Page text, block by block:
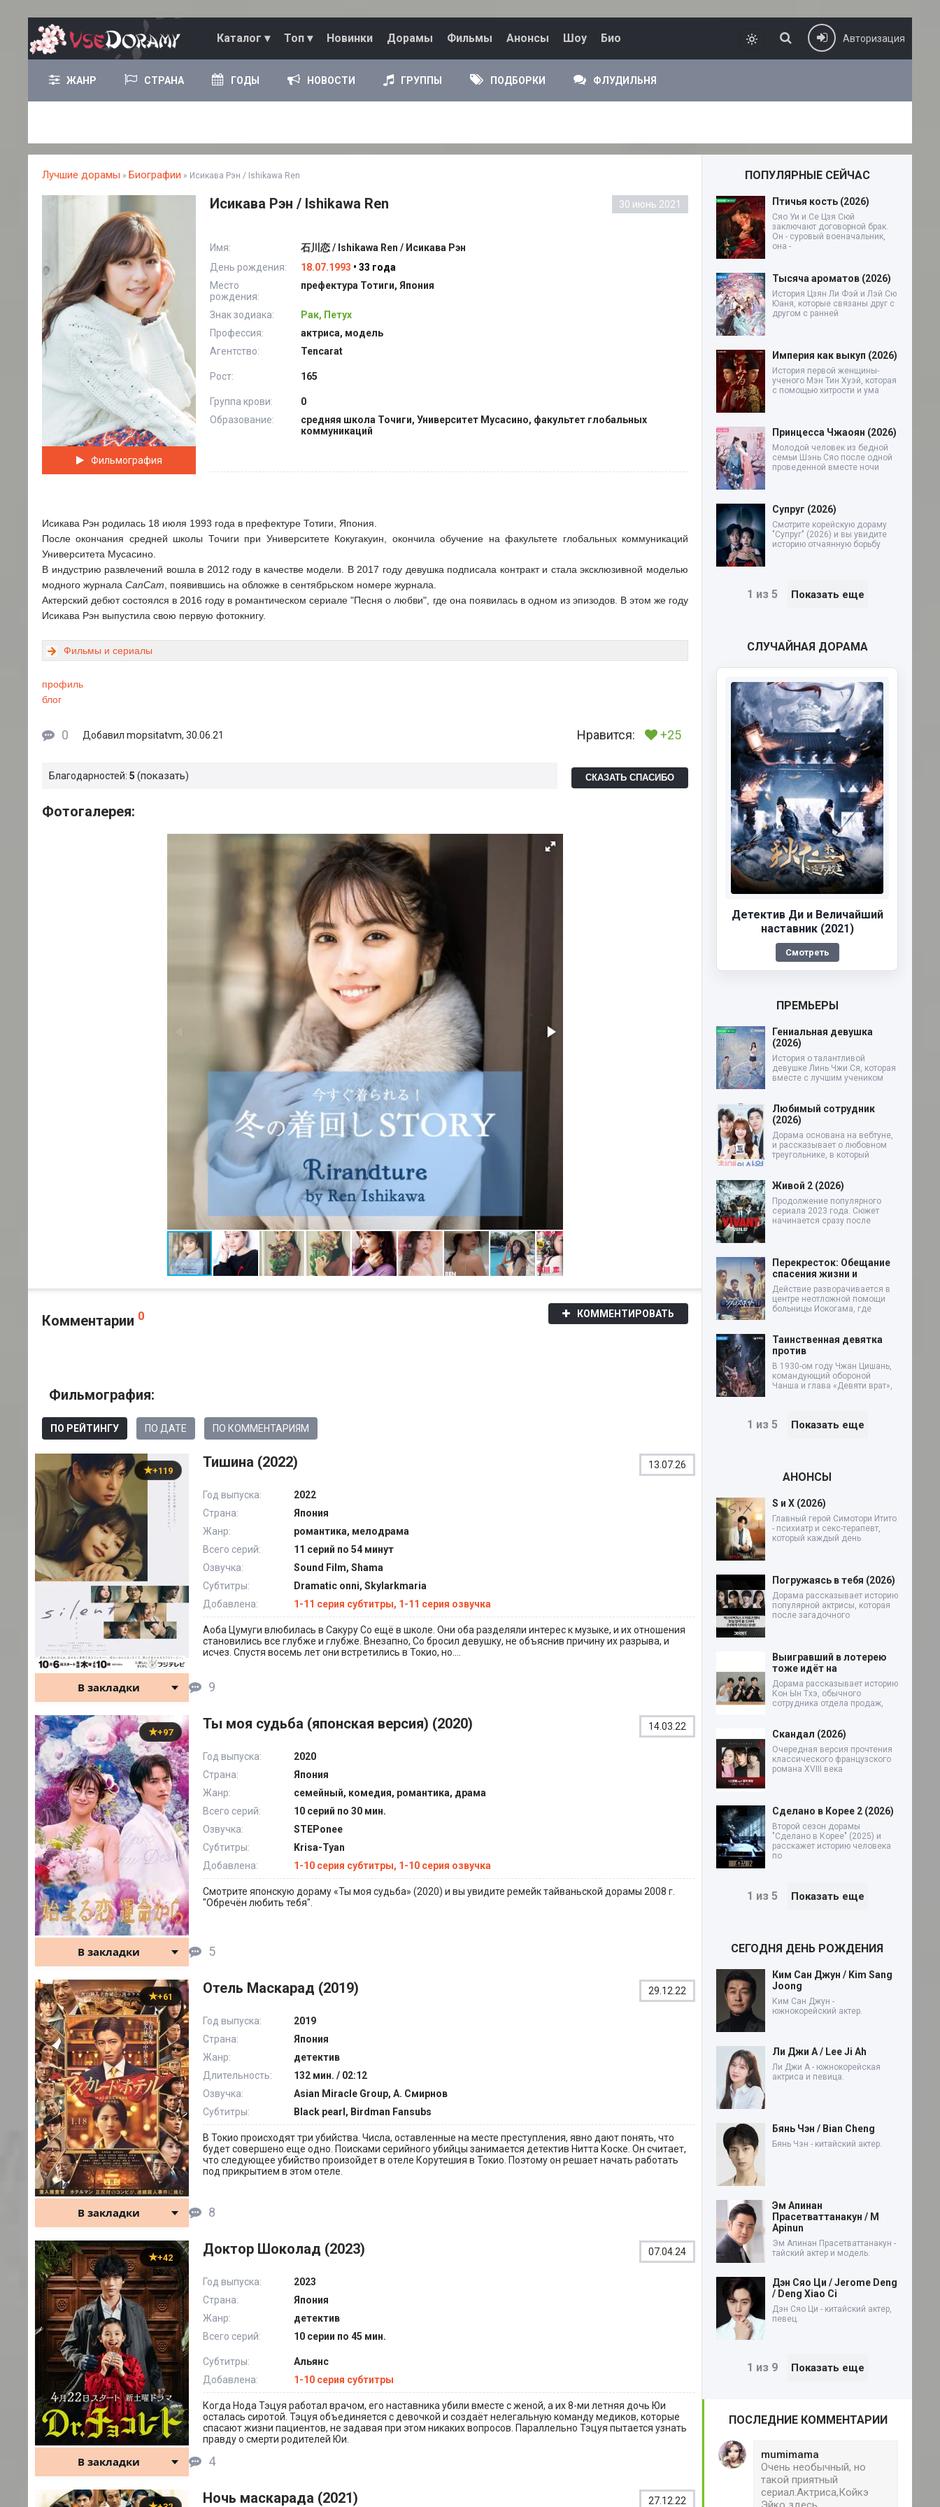
Каталог ▾ Топ ▾ Новинки Дорамы Фильмы Анонсы Шоу Био Авторизация
ЖАНР СТРАНА ГОДЫ НОВОСТИ ГРУППЫ ПОДБОРКИ ФЛУДИЛЬНЯ
Лучшие дорамы » Биографии » Исикава Рэн / Ishikawa Ren
Фильмография
Исикава Рэн / Ishikawa Ren 30 июнь 2021
Имя:
石川恋 / Ishikawa Ren / Исикава Рэн
День рождения:
18.07.1993 • 33 года
Место
рождения:
префектура Тотиги, Япония
Знак зодиака:
Рак, Петух
Профессия:
актриса, модель
Агентство:
Tencarat
Рост: 165
Группа крови:
0
Образование:
средняя школа Точиги, Университет Мусасино, факультет глобальных
коммуникаций
Исикава Рэн родилась 18 июля 1993 года в префектуре Тотиги, Япония.
После окончания средней школы Точиги при Университете Кокугакуин, окончила обучение на факультете глобальных коммуникаций
Университета Мусасино.
В индустрию развлечений вошла в 2012 году в качестве модели. В 2017 году девушка подписала контракт и стала эксклюзивной моделью
модного журнала CanCam , появившись на обложке в сентябрьском номере журнала.
Актерский дебют состоялся в 2016 году в романтическом сериале "Песня о любви", где она появилась в одном из эпизодов. В этом же году
Исикава Рэн выпустила свою первую фотокнигу.
Фильмы и сериалы
профиль
блог
0 Добавил mopsitatvm, 30.06.21 Нравится: +25
Благодарностей: 5 показать СКАЗАТЬ СПАСИБО
Фотогалерея:
Комментарии 0 КОММЕНТИРОВАТЬ
Фильмография:
ПО РЕЙТИНГУ ПО ДАТЕ ПО КОММЕНТАРИЯМ
+119 Тишина (2022) 13.07.26
Год выпуска:
2022
Страна:
Япония
Жанр:
романтика, мелодрама
Всего серий:
11 серий по 54 минут
Озвучка:
Sound Film, Shama
Субтитры:
Dramatic onni, Skylarkmaria
Добавлена:
1-11 серия субтитры, 1-11 серия озвучка
Аоба Цумуги влюбилась в Сакуру Со ещё в школе. Они оба разделяли интерес к музыке, и их отношения
становились все глубже и глубже. Внезапно, Со бросил девушку, не объяснив причину их разрыва, и
исчез. Спустя восемь лет они встретились в Токио, но....
В закладки 9
+97 Ты моя судьба (японская версия) (2020) 14.03.22
Год выпуска:
2020
Страна:
Япония
Жанр:
семейный, комедия, романтика, драма
Всего серий:
10 серий по 30 мин.
Озвучка:
STEPonee
Субтитры:
Krisa-Tyan
Добавлена:
1-10 серия субтитры, 1-10 серия озвучка
Смотрите японскую дораму «Ты моя судьба» (2020) и вы увидите ремейк тайваньской дорамы 2008 г.
"Обречён любить тебя".
В закладки 5
+61 Отель Маскарад (2019) 29.12.22
Год выпуска:
2019
Страна:
Япония
Жанр:
детектив
Длительность:
132 мин. / 02:12
Озвучка:
Asian Miracle Group, А. Смирнов
Субтитры:
Black pearl, Birdman Fansubs
В Токио происходят три убийства. Числа, оставленные на месте преступления, явно дают понять, что
будет совершено еще одно. Поисками серийного убийцы занимается детектив Нитта Коске. Он считает,
что следующее убийство произойдет в отеле Корутешия в Токио. Поэтому он решает начать работать
под прикрытием в этом отеле.
В закладки 8
+42 Доктор Шоколад (2023) 07.04.24
Год выпуска:
2023
Страна:
Япония
Жанр:
детектив
Всего серий:
10 серии по 45 мин.
Субтитры:
Альянс
Добавлена:
1-10 серия субтитры
Когда Нода Тэцуя работал врачом, его наставника убили вместе с женой, а их 8-ми летняя дочь Юи
осталась сиротой. Тэцуя объединяется с девочкой и создаёт нелегальную команду медиков, которые
спасают жизни пациентов, не задавая при этом никаких вопросов. Параллельно Тэцуя пытается узнать
правду о смерти родителей Юи.
В закладки 4
Ночь маскарада (2021) 27.12.22
ПОПУЛЯРНЫЕ СЕЙЧАС
Птичья кость (2026)
Сяо Уи и Се Цзя Сюй
заключают договорной брак.
Он - суровый военачальник,
она -
Тысяча ароматов (2026)
История Цзян Ли Фэй и Лэй Сю
Юаня, которые связаны друг с
другом с ранней
Империя как выкуп (2026)
История первой женщины-
ученого Мэн Тин Хуэй, которая
с помощью хитрости и ума
Принцесса Чжаоян (2026)
Молодой человек из бедной
семьи Шэнь Сяо после одной
проведенной вместе ночи
Супруг (2026)
Смотрите корейскую дораму
"Супруг" (2026) и вы увидите
историю отчаянную борьбу
1 из 5 Показать еще
СЛУЧАЙНАЯ ДОРАМА
Детектив Ди и Величайший
наставник (2021)
Смотреть
ПРЕМЬЕРЫ
Гениальная девушка
(2026)
История о талантливой
девушке Линь Чжи Ся, которая
вместе с лучшим учеником
Любимый сотрудник
(2026)
Дорама основана на вебтуне,
и рассказывает о любовном
треугольнике, в который
Живой 2 (2026)
Продолжение популярного
сериала 2023 года. Сюжет
начинается сразу после
Перекресток: Обещание
спасения жизни и
Действие разворачивается в
центре неотложной помощи
больницы Иокогама, где
Таинственная девятка
против
В 1930-ом году Чжан Цишань,
командующий обороной
Чанша и глава «Девяти врат»,
1 из 5 Показать еще
АНОНСЫ
S и X (2026)
Главный герой Симотори Итито
- психиатр и секс-терапевт,
который каждый день
Погружаясь в тебя (2026)
Дорама рассказывает историю
популярной актрисы, которая
после загадочного
Выигравший в лотерею
тоже идёт на
Дорама рассказывает историю
Кон Ын Тхэ, обычного
сотрудника отдела продаж,
Скандал (2026)
Очередная версия прочтения
классического французского
романа XVIII века
Сделано в Корее 2 (2026)
Второй сезон дорамы
"Сделано в Корее" (2025) и
расскажет историю человека
по
1 из 5 Показать еще
СЕГОДНЯ ДЕНЬ РОЖДЕНИЯ
Ким Сан Джун / Kim Sang
Joong
Ким Сан Джун -
южнокорейский актер.
Ли Джи А / Lee Ji Ah
Ли Джи А - южнокорейская
актриса и певица.
Бянь Чэн / Bian Cheng
Бянь Чэн - китайский актер.
Эм Апинан
Прасетваттанакун / M
Apinun
Эм Апинан Прасетваттанакун -
тайский актер и модель.
Дэн Сяо Ци / Jerome Deng
/ Deng Xiao Ci
Дэн Сяо Ци - китайский актер,
певец.
1 из 9 Показать еще
ПОСЛЕДНИЕ КОММЕНТАРИИ
mumimama
Очень необычный, но
такой приятный
сериал.Актриса,Койкэ